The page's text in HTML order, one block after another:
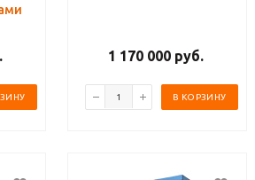
1 170 000 руб.
В КОРЗИНУ